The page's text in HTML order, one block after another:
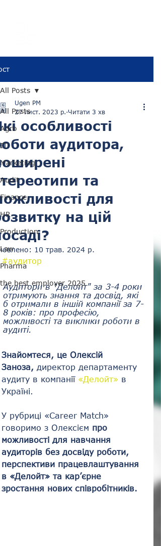
All Posts
Agro
IT
Marketing
Audit
Finance
HR
Production
Law
Pharma
the best employer 2025
All Posts
особливості
аудитора,
та
для
на цій
Ugen PM
27 лист. 2023 р. Читати 3 хв
10 трав. 2024 р.
#аудитор
Аудитори в "Делойт" за 3-4 роки
отримують знання та досвід, які
б отримали в іншій компанії за 7-
8 років: про професію,
можливості та виклики роботи в
аудиті.
Знайомтеся, це Олексій
Заноза, директор департаменту
аудиту в компанії «Делойт» в
Україні.
У рубриці «Career Match»
говоримо з Олексієм про
можливості для навчання
аудиторів без досвіду роботи,
перспективи працевлаштування
в «Делойт» та кар’єрне
зростання нових співробітників.